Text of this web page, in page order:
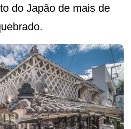
do Japão de mais de